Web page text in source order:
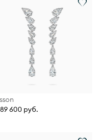
600 руб.